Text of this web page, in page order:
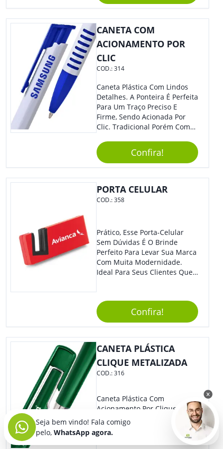
CANETA COM
ACIONAMENTO POR
CLIC
COD.:314
Caneta Plástica Com Lindos
Detalhes. A Ponteira É Perfeita
Para Um Traço Preciso E
Firme, Sendo Acionada Por
Clic. Tradicional Porém Com
Toda Diferença.
Confira!
PORTA CELULAR
COD.:358
Prático, Esse Porta-Celular
Sem Dúvidas É O Brinde
Perfeito Para Levar Sua Marca
Com Muita Modernidade.
Ideal Para Seus Clientes Que
Sua Empresa Terá O Grande
Destaque Merecido.
Confira!
CANETA PLÁSTICA
CLIQUE METALIZADA
COD.:316
Caneta Plástica Com
Acionamento Por Clique. O
Design Tradicional Porém
Com Detalhes Super
Modernos Que Dão Um Toque
Seja bem vindo! Fala comigo
pelo, WhatsApp agora.